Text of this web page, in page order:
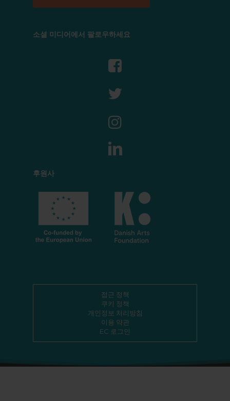
소셜 미디어에서 팔로우하세요
후원사
접근 정책
쿠키 정책
개인정보 처리방침
이용 약관
EC 로그인